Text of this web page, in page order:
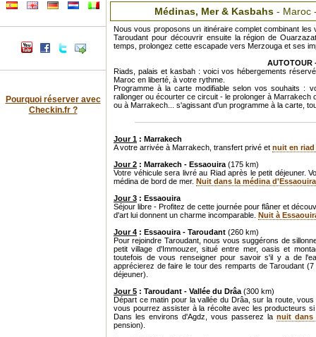
Pourquoi réserver avec
Checkin.fr ?
Médinas, Mer & Kasbahs - Maroc
Nous vous proposons un itinéraire complet combinant
Taroudant pour découvrir ensuite la région de
temps, prolongez cette escapade vers Merzouga et ses
AUTOTOUR
Riads, palais et kasbah : voici vos hébergements
Maroc en liberté, à votre rythme.
Programme à la carte modifiable selon vos souhaits :
rallonger ou écourter ce circuit - le prolonger à
ou à Marrakech... s'agissant d'un programme à la carte,
Jour 1 : Marrakech
A votre arrivée à Marrakech, transfert privé et nuit en riad
Jour 2 : Marrakech - Essaouira (175 km)
Votre véhicule sera livré au Riad après le petit déjeuner.
médina de bord de mer. Nuit dans la médina d'Essaouira
Jour 3 : Essaouira
Séjour libre - Profitez de cette journée pour flâner et
d'art lui donnent un charme incomparable. Nuit à
Jour 4 : Essaouira - Taroudant (260 km)
Pour rejoindre Taroudant, nous vous suggérons de
petit village d'Immouzer, situé entre mer, oasis et
toutefois de vous renseigner pour savoir s'il y a de
apprécierez de faire le tour des remparts de Taroudant
déjeuner).
Jour 5 : Taroudant - Vallée du Drâa (300 km)
Départ ce matin pour la vallée du Drâa, sur la route,
vous pourrez assister à la récolte avec les producteurs
Dans les environs d'Agdz, vous passerez la nuit dans
pension).